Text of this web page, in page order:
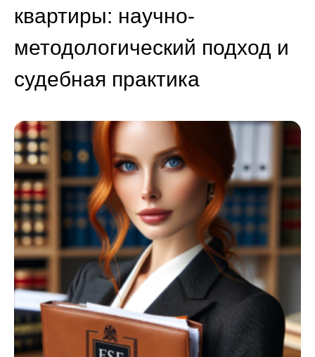
квартиры: научно-
методологический подход и
судебная практика